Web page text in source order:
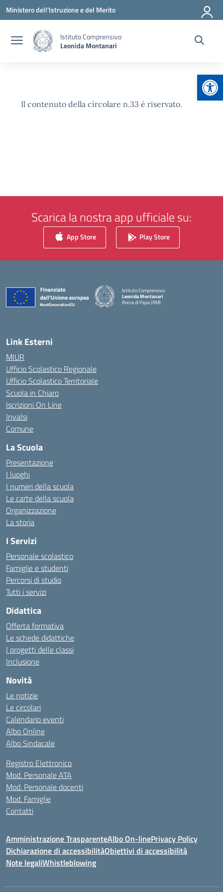
Vai ai contenuti
Vai al menu di navigazione
Vai al footer
Ministero dell'Istruzione e del Merito
Istituto Comprensivo
Leonida Montanari
Il contenuto della circolare n.33 è riservato.
Scarica la nostra app ufficiale su:
App Store Play Store
Istituto Comprensivo
Leonida Montanari
Rocca di Papa (RM)
— Visita la pagina iniziale della scuola
Link Esterni
MIUR
Ufficio Scolastico Regionale
Ufficio Scolastico Territoriale
Scuola in Chiaro
Iscrizioni On Line
Invalsi
Comune
La Scuola
Presentazione
I luoghi
I numeri della scuola
Le carte della scuola
Organizzazione
La storia
I Servizi
Personale scolastico
Famiglie e studenti
Percorsi di studio
Tutti i servizi
Didattica
Offerta formativa
Le schede didattiche
I progetti delle classi
Inclusione
Novità
Le notizie
Le circolari
Calendario eventi
Albo Online
Albo Sindacale
Registro Elettronico
Mod. Personale ATA
Mod. Personale docenti
Mod. Famiglie
Contatti
Amministrazione TrasparenteAlbo On-linePrivacy Policy
Dichiarazione di accessibilitàObiettivi di accessibilità
Note legaliWhistleblowing